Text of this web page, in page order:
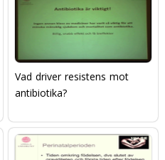
Vad driver resistens mot
antibiotika?